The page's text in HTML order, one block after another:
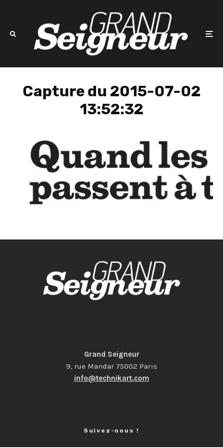
Capture du 2015-07-02
13:52:32
Grand Seigneur
9, rue Mandar 75002 Paris
info@technikart.com
Suivez-nous !